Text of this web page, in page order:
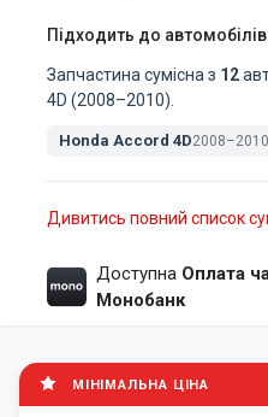
Підходить до
Запчастина сумісна з 12
4D (2008–2010).
Honda Accord 4D2008–2010
Дивитись повний список
Доступна Оплата
Монобанк
МІНІМАЛЬНА ЦІНА